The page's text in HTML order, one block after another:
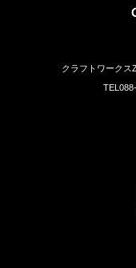
クラフトワーク